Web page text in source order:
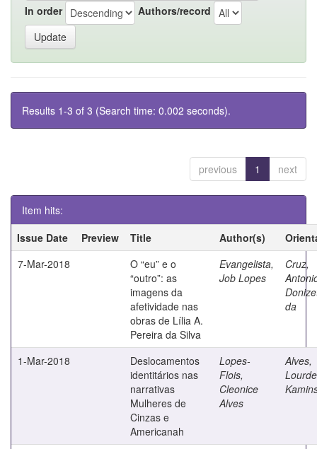
In order Authors/record
Results 1-3 of 3 (Search time: 0.002 seconds).
previous 1 next
Item hits:
Issue Date
Preview Title Author(s)
7-Mar-2018
O “eu” e o
“outro”: as
imagens da
afetividade nas
obras de Lília A.
Pereira da Silva
Evangelista,
Job Lopes
Cruz,
da
1-Mar-2018
Deslocamentos
identitários nas
narrativas
Mulheres de
Cinzas e
Americanah
Lopes-
Flois,
Cleonice
Alves
Alves,